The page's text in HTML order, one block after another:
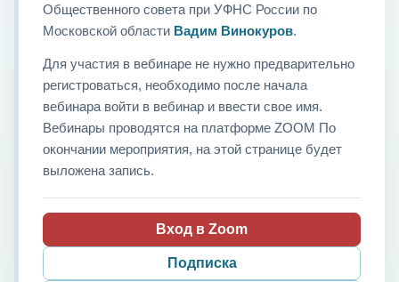
Общественного совета при УФНС России по
Московской области Вадим Винокуров.
Для участия в вебинаре не нужно предварительно
регистроваться, необходимо после начала
вебинара войти в вебинар и ввести свое имя.
Вебинары проводятся на платформе ZOOM По
окончании мероприятия, на этой странице будет
выложена запись.
Вход в Zoom
Подписка